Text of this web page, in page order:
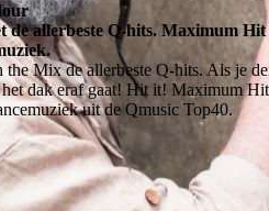
de allerbeste Q-hits. Maximum
the Mix de allerbeste Q-hits. Als je
dak eraf gaat! Hit it! Maximum
uit de Qmusic Top40.